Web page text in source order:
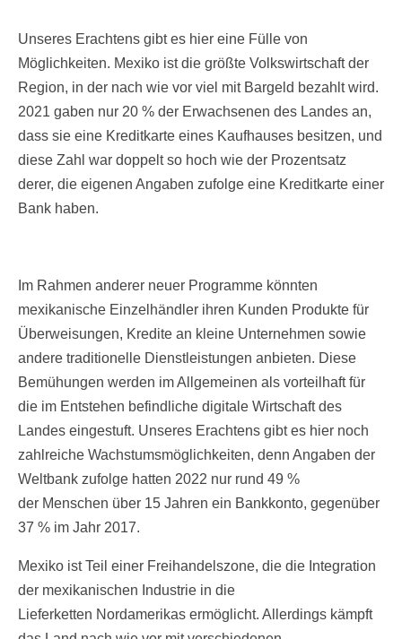
Unseres Erachtens gibt es hier eine Fülle von
Möglichkeiten. Mexiko ist die größte Volkswirtschaft der
Region, in der nach wie vor viel mit Bargeld bezahlt wird.
2021 gaben nur 20 % der Erwachsenen des Landes an,
dass sie eine Kreditkarte eines Kaufhauses besitzen, und
diese Zahl war doppelt so hoch wie der Prozentsatz
derer, die eigenen Angaben zufolge eine Kreditkarte einer
Bank haben.
Im Rahmen anderer neuer Programme könnten
mexikanische Einzelhändler ihren Kunden Produkte für
Überweisungen, Kredite an kleine Unternehmen sowie
andere traditionelle Dienstleistungen anbieten. Diese
Bemühungen werden im Allgemeinen als vorteilhaft für
die im Entstehen befindliche digitale Wirtschaft des
Landes eingestuft. Unseres Erachtens gibt es hier noch
zahlreiche Wachstumsmöglichkeiten, denn Angaben der
Weltbank zufolge hatten 2022 nur rund 49 %
der Menschen über 15 Jahren ein Bankkonto, gegenüber
37 % im Jahr 2017.
Mexiko ist Teil einer Freihandelszone, die die Integration
der mexikanischen Industrie in die
Lieferketten Nordamerikas ermöglicht. Allerdings kämpft